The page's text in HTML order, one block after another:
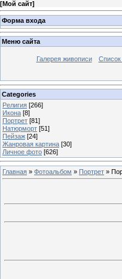
[Мой сайт]
Форма входа
Меню сайта
Галерея живописи Список
Categories
Религия [266]
Икона [8]
Портрет [81]
Натюрморт [51]
Пейзаж [24]
Жанровая картина [30]
Личное фото [626]
Главная » Фотоальбом » Портрет »